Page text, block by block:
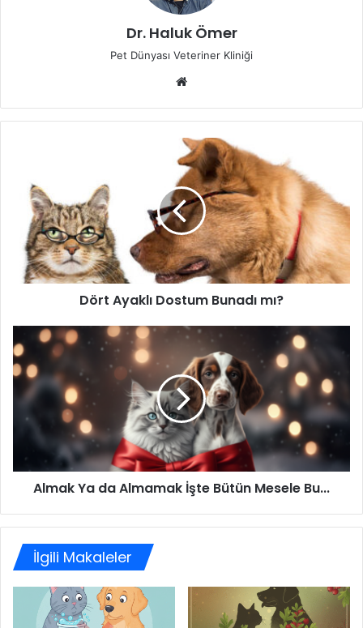
Dr. Haluk Ömer
Pet Dünyası Veteriner Kliniği
Dört Ayaklı Dostum Bunadı mı?
Almak Ya da Almamak İşte Bütün Mesele Bu...
İlgili Makaleler